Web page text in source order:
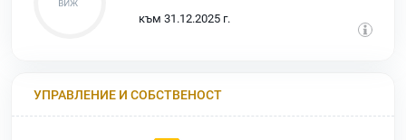
към 31.12.2025 г.
УПРАВЛЕНИЕ И СОБСТВЕНОСТ